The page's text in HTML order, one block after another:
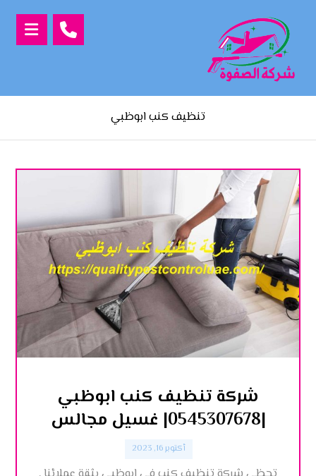
تنظيف كنب ابوظبي
شركة تنظيف كنب ابوظبي
|0545307678| غسيل مجالس
أكتوبر 16, 2023